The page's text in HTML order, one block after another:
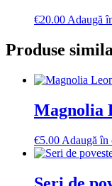
€20.00 Adaugă
Produse
Magnolia
€5.00 Adaugă în